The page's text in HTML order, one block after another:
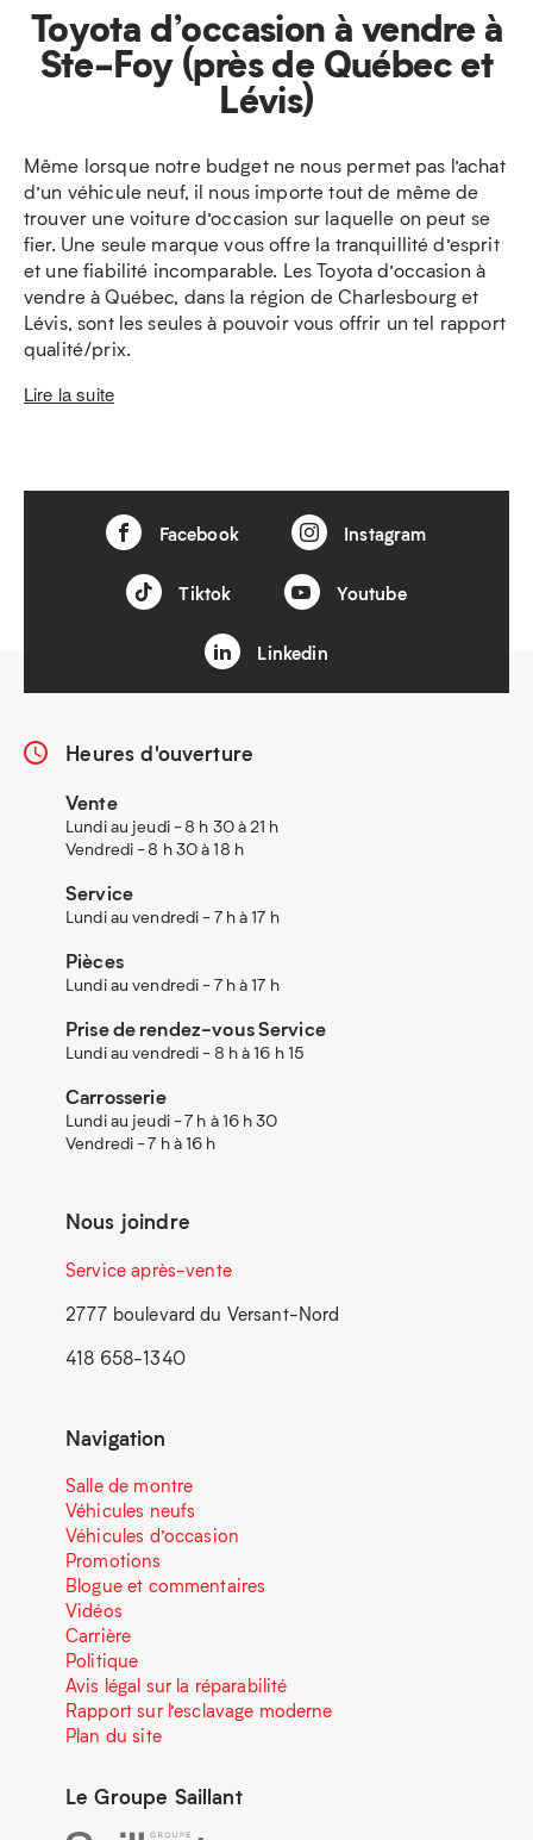
Toyota d’occasion à vendre à
Ste-Foy (près de Québec et
Lévis)
Même lorsque notre budget ne nous permet pas l’achat
d’un véhicule neuf, il nous importe tout de même de
trouver une voiture d’occasion sur laquelle on peut se
fier. Une seule marque vous offre la tranquillité d’esprit
et une fiabilité incomparable. Les Toyota d’occasion à
vendre à Québec, dans la région de Charlesbourg et
Lévis, sont les seules à pouvoir vous offrir un tel rapport
qualité/prix.
Lire la suite
Facebook Instagram
Tiktok Youtube
Linkedin
Heures d'ouverture
Vente
Lundi au jeudi - 8 h 30 à 21 h
Vendredi - 8 h 30 à 18 h
Service
Lundi au vendredi - 7 h à 17 h
Pièces
Lundi au vendredi - 7 h à 17 h
Prise de rendez-vous Service
Lundi au vendredi - 8 h à 16 h 15
Carrosserie
Lundi au jeudi - 7 h à 16 h 30
Vendredi - 7 h à 16 h
Nous joindre
Service après-vente
2777 boulevard du Versant-Nord
418 658-1340
Navigation
Salle de montre
Véhicules neufs
Véhicules d’occasion
Promotions
Blogue et commentaires
Vidéos
Carrière
Politique
Avis légal sur la réparabilité
Rapport sur l’esclavage moderne
Plan du site
Le Groupe Saillant